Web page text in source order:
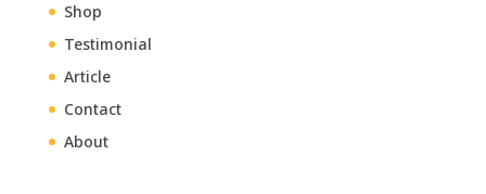
Shop
Testimonial
Article
Contact
About